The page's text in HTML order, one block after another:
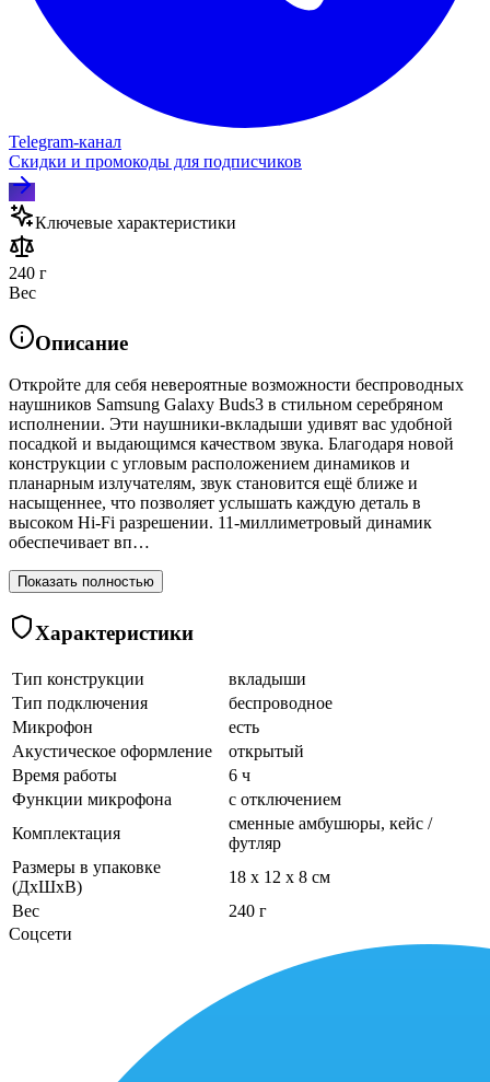
Telegram‑канал
Скидки и промокоды для подписчиков
Ключевые характеристики
240 г
Вес
Описание
Откройте для себя невероятные возможности беспроводных
наушников Samsung Galaxy Buds3 в стильном серебряном
исполнении. Эти наушники-вкладыши удивят вас удобной
посадкой и выдающимся качеством звука. Благодаря новой
конструкции с угловым расположением динамиков и
планарным излучателям, звук становится ещё ближе и
насыщеннее, что позволяет услышать каждую деталь в
высоком Hi-Fi разрешении. 11-миллиметровый динамик
обеспечивает вп…
Показать полностью
Характеристики
Тип конструкции
вкладыши
Тип подключения
беспроводное
Микрофон
есть
Акустическое оформление
открытый
Время работы
6 ч
Функции микрофона
с отключением
Комплектация
сменные амбушюры, кейс /
футляр
Размеры в упаковке
(ДхШхВ)
18 x 12 x 8 см
Вес
240 г
Соцсети